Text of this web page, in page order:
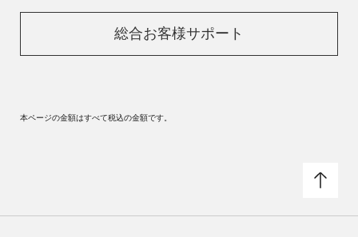
総合お客様サポート
本ページの金額はすべて税込の金額です。